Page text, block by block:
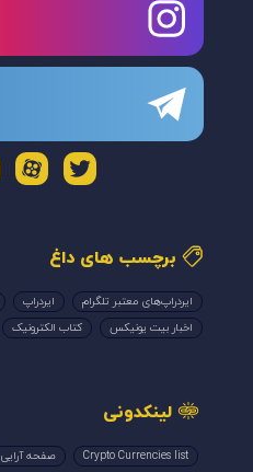
برچسب های داغ
ایردراپ‌های معتبر تلگرام ایردراپ
اخبار بیت یونیکس
کتاب الکترونیک
لینکدونی
Crypto Currencies list صفحه آرایی